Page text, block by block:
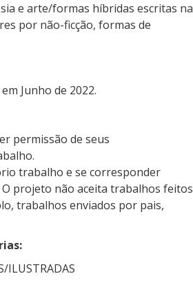
e arte/formas híbridas escritas na
por não-ficção, formas de
Junho de 2022.
permissão de seus
trabalho e se corresponder
projeto não aceita trabalhos feitos
trabalhos enviados por pais,
ILUSTRADAS